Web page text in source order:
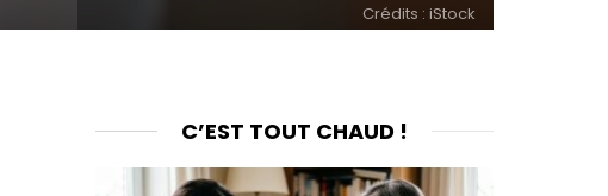
Crédits : iStock
C’EST TOUT CHAUD !